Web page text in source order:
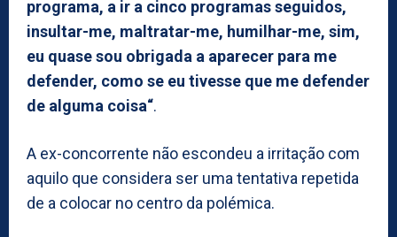
programa, a ir a cinco programas seguidos,
insultar-me, maltratar-me, humilhar-me, sim,
eu quase sou obrigada a aparecer para me
defender, como se eu tivesse que me defender
de alguma coisa“.
A ex-concorrente não escondeu a irritação com
aquilo que considera ser uma tentativa repetida
de a colocar no centro da polémica.